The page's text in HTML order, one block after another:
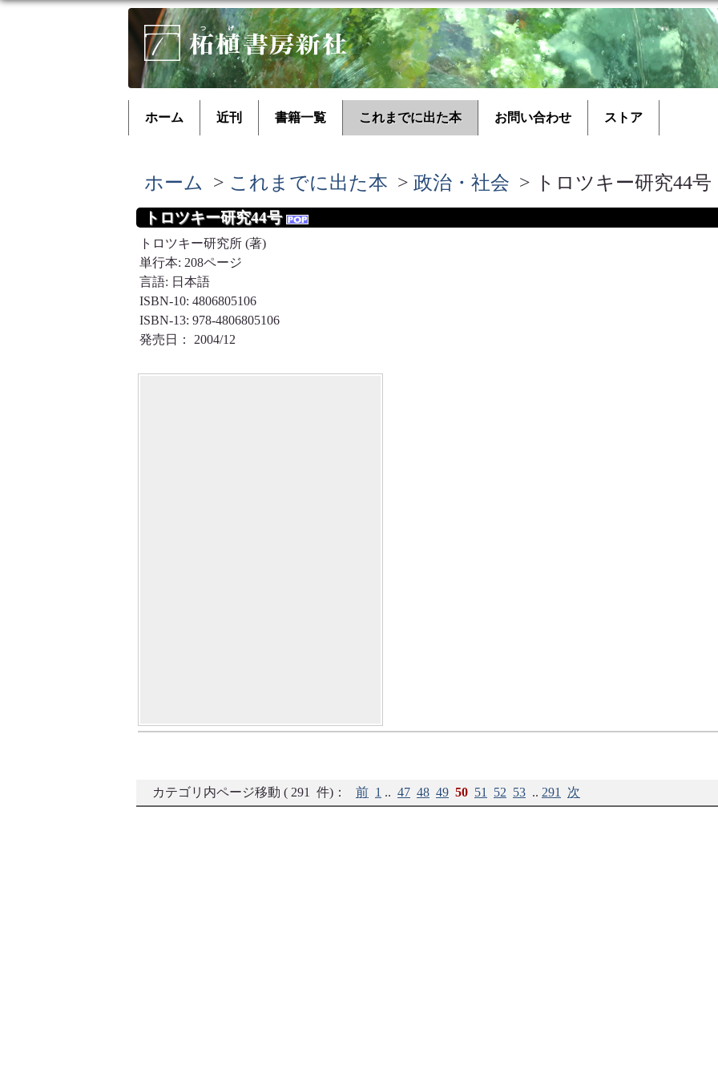
ホーム 近刊 書籍一覧 これまでに出た本 お問い合わせ ストア
ホーム > これまでに出た本 > 政治・社会 > トロツキー研究44号
トロツキー研究44号
トロツキー研究所 (著)
単行本: 208ページ
言語: 日本語
ISBN-10: 4806805106
ISBN-13: 978-4806805106
発売日： 2004/12
カテゴリ内ページ移動 ( 291 件)： 前 1 .. 47 48 49 50 51 52 53 .. 291 次